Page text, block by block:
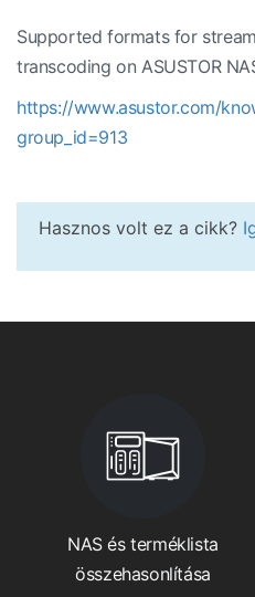
Supported formats for
transcoding on ASUSTOR
https://www.asustor.com/
group_id=913
Hasznos volt ez a cikk?
NAS és terméklista
összehasonlítása